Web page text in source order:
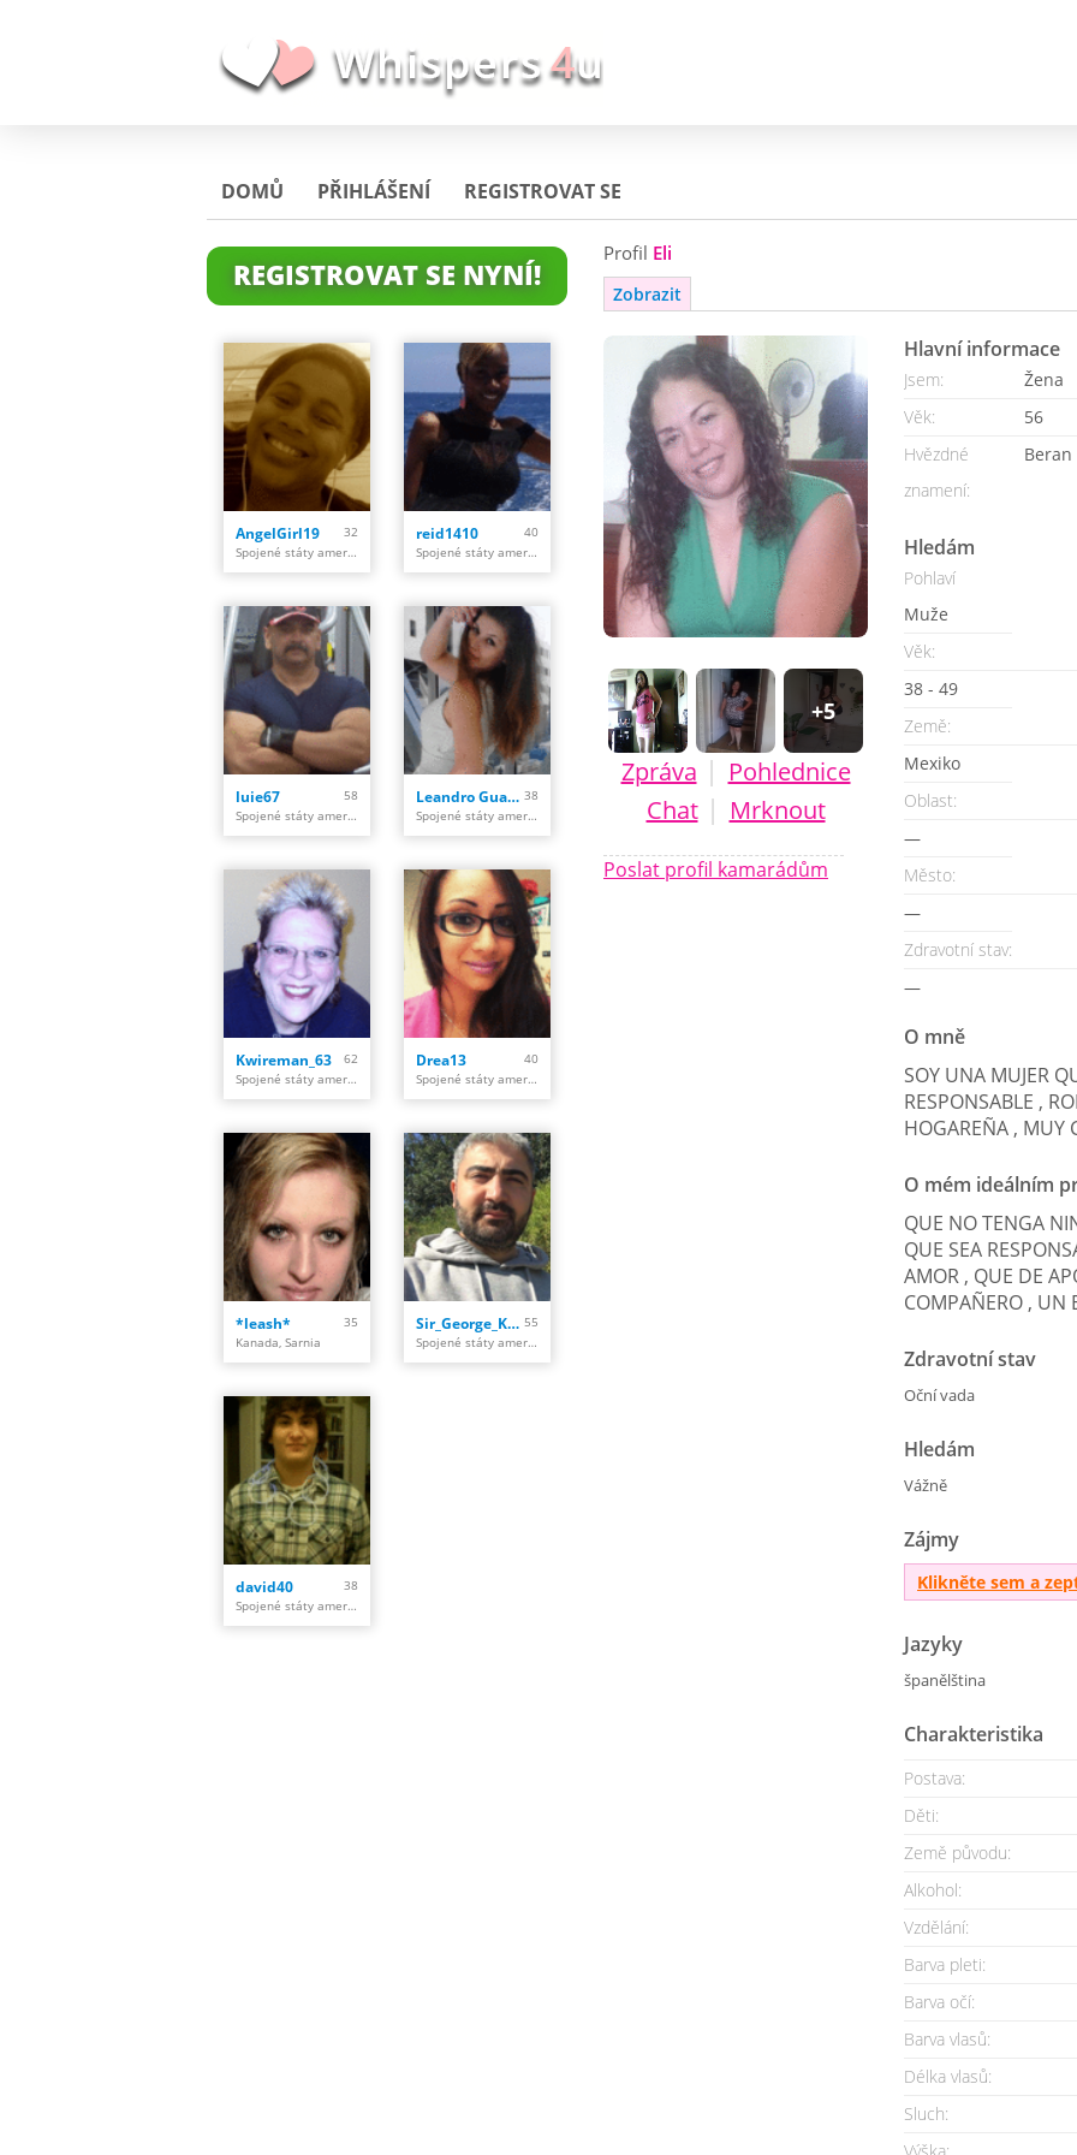
DOMŮ PŘIHLÁŠENÍ REGISTROVAT SE
REGISTROVAT SE NYNÍ!
AngelGirl19
32
Spojené státy americké, Saint Louis
reid1410
40
Spojené státy americké, Rockville
luie67
58
Spojené státy americké, Cicero
Leandro Guardiola Ab 38
Spojené státy americké, New York
Kwireman_63
62
Spojené státy americké, Lima, Allen
Drea13
40
Spojené státy americké, Mission
*leash*
35
Kanada, Sarnia
Sir_George_Karlsson 55
Spojené státy americké, Jacksonville
david40
38
Spojené státy americké, Beeville
Profil Eli
Zobrazit
+5
Zpráva | Pohlednice
Chat| Mrknout
Poslat profil kamarádům
Hlavní informace
Jsem:
Žena
Věk:
56
Hvězdné
znamení:
Beran
Hledám
Pohlaví
Muže
Věk:
38 - 49
Země:
Mexiko
Oblast:
—
Město:
—
Zdravotní stav:
—
O mně
SOY UNA MUJER
RESPONSABLE ,
HOGAREÑA , MUY
O mém ideálním
QUE NO TENGA
QUE SEA
AMOR , QUE DE
COMPAÑERO , UN
Zdravotní stav
Oční vada
Hledám
Vážně
Zájmy
Klikněte sem a
Jazyky
španělština
Charakteristika
Postava:
Děti:
Země původu:
Alkohol:
Vzdělání:
Barva pleti:
Barva očí:
Barva vlasů:
Délka vlasů:
Sluch: